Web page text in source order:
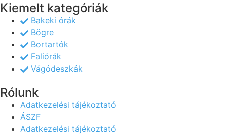
Kiemelt kategóriák
Bakeki órák
Bögre
Bortartók
Faliórák
Vágódeszkák
Rólunk
Adatkezelési tájékoztató
ÁSZF
Adatkezelési tájékoztató